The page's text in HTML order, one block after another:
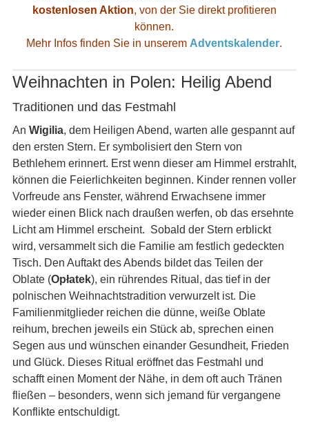
kostenlosen Aktion, von der Sie direkt profitieren
können.
Mehr Infos finden Sie in unserem Adventskalender.
Weihnachten in Polen: Heilig Abend
Traditionen und das Festmahl
An Wigilia, dem Heiligen Abend, warten alle gespannt auf
den ersten Stern. Er symbolisiert den Stern von
Bethlehem erinnert. Erst wenn dieser am Himmel erstrahlt,
können die Feierlichkeiten beginnen. Kinder rennen voller
Vorfreude ans Fenster, während Erwachsene immer
wieder einen Blick nach draußen werfen, ob das ersehnte
Licht am Himmel erscheint. Sobald der Stern erblickt
wird, versammelt sich die Familie am festlich gedeckten
Tisch. Den Auftakt des Abends bildet das Teilen der
Oblate (Opłatek), ein rührendes Ritual, das tief in der
polnischen Weihnachtstradition verwurzelt ist. Die
Familienmitglieder reichen die dünne, weiße Oblate
reihum, brechen jeweils ein Stück ab, sprechen einen
Segen aus und wünschen einander Gesundheit, Frieden
und Glück. Dieses Ritual eröffnet das Festmahl und
schafft einen Moment der Nähe, in dem oft auch Tränen
fließen – besonders, wenn sich jemand für vergangene
Konflikte entschuldigt.